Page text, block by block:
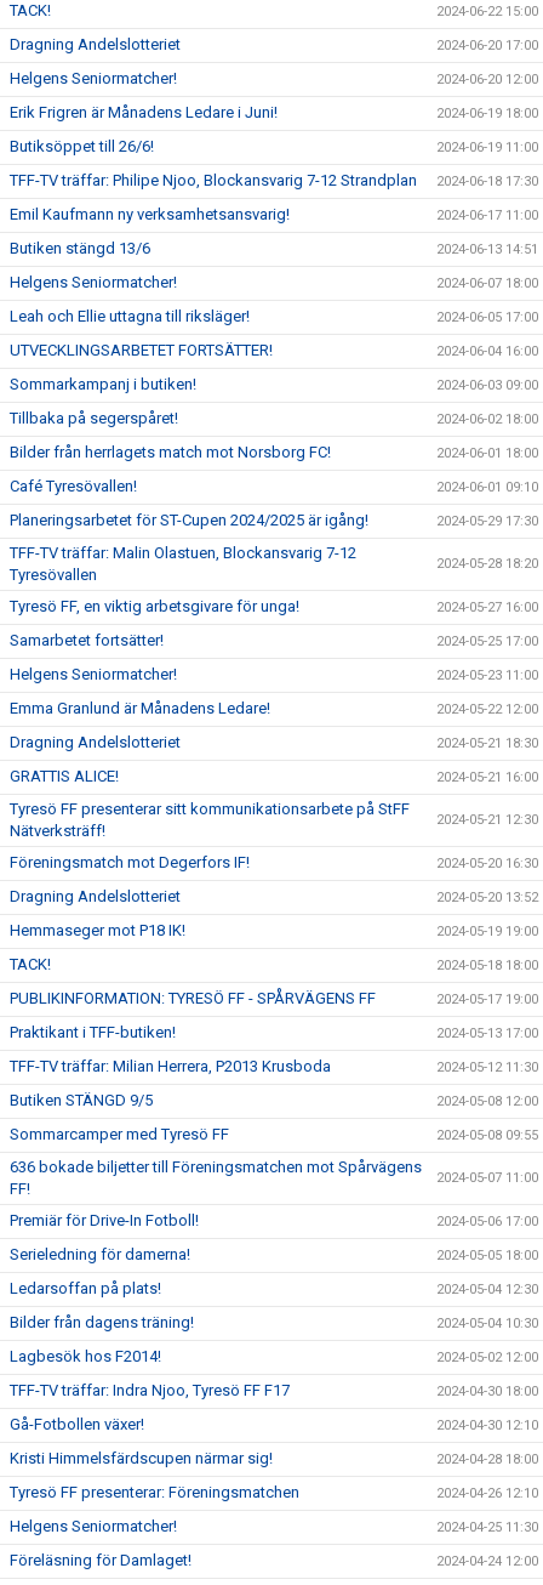
TACK! 2024-06-22 15:00
Dragning Andelslotteriet 2024-06-20 17:00
Helgens Seniormatcher! 2024-06-20 12:00
Erik Frigren är Månadens Ledare i Juni! 2024-06-19 18:00
Butiksöppet till 26/6! 2024-06-19 11:00
TFF-TV träffar: Philipe Njoo, Blockansvarig 7-12 Strandplan 2024-06-18 17:30
Emil Kaufmann ny verksamhetsansvarig! 2024-06-17 11:00
Butiken stängd 13/6 2024-06-13 14:51
Helgens Seniormatcher! 2024-06-07 18:00
Leah och Ellie uttagna till riksläger! 2024-06-05 17:00
UTVECKLINGSARBETET FORTSÄTTER! 2024-06-04 16:00
Sommarkampanj i butiken! 2024-06-03 09:00
Tillbaka på segerspåret! 2024-06-02 18:00
Bilder från herrlagets match mot Norsborg FC! 2024-06-01 18:00
Café Tyresövallen! 2024-06-01 09:10
Planeringsarbetet för ST-Cupen 2024/2025 är igång! 2024-05-29 17:30
TFF-TV träffar: Malin Olastuen, Blockansvarig 7-12
Tyresövallen
2024-05-28 18:20
Tyresö FF, en viktig arbetsgivare för unga! 2024-05-27 16:00
Samarbetet fortsätter! 2024-05-25 17:00
Helgens Seniormatcher! 2024-05-23 11:00
Emma Granlund är Månadens Ledare! 2024-05-22 12:00
Dragning Andelslotteriet 2024-05-21 18:30
GRATTIS ALICE! 2024-05-21 16:00
Tyresö FF presenterar sitt kommunikationsarbete på StFF
Nätverksträff!
2024-05-21 12:30
Föreningsmatch mot Degerfors IF! 2024-05-20 16:30
Dragning Andelslotteriet 2024-05-20 13:52
Hemmaseger mot P18 IK! 2024-05-19 19:00
TACK! 2024-05-18 18:00
PUBLIKINFORMATION: TYRESÖ FF - SPÅRVÄGENS FF 2024-05-17 19:00
Praktikant i TFF-butiken! 2024-05-13 17:00
TFF-TV träffar: Milian Herrera, P2013 Krusboda 2024-05-12 11:30
Butiken STÄNGD 9/5 2024-05-08 12:00
Sommarcamper med Tyresö FF 2024-05-08 09:55
636 bokade biljetter till Föreningsmatchen mot Spårvägens
FF!
2024-05-07 11:00
Premiär för Drive-In Fotboll! 2024-05-06 17:00
Serieledning för damerna! 2024-05-05 18:00
Ledarsoffan på plats! 2024-05-04 12:30
Bilder från dagens träning! 2024-05-04 10:30
Lagbesök hos F2014! 2024-05-02 12:00
TFF-TV träffar: Indra Njoo, Tyresö FF F17 2024-04-30 18:00
Gå-Fotbollen växer! 2024-04-30 12:10
Kristi Himmelsfärdscupen närmar sig! 2024-04-28 18:00
Tyresö FF presenterar: Föreningsmatchen 2024-04-26 12:10
Helgens Seniormatcher! 2024-04-25 11:30
Föreläsning för Damlaget! 2024-04-24 12:00